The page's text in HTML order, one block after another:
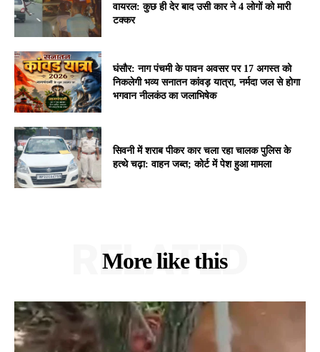
वायरल: कुछ ही देर बाद उसी कार ने 4 लोगों को मारी
टक्कर
घंसौर: नाग पंचमी के पावन अवसर पर 17 अगस्त को
निकलेगी भव्य सनातन कांवड़ यात्रा, नर्मदा जल से होगा
भगवान नीलकंठ का जलाभिषेक
सिवनी में शराब पीकर कार चला रहा चालक पुलिस के
हत्थे चढ़ा: वाहन जब्त; कोर्ट में पेश हुआ मामला
More like this
RELATED